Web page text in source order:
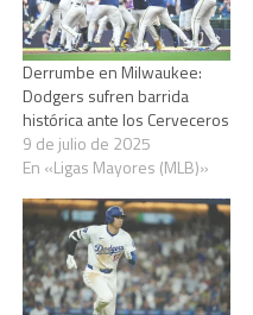
Derrumbe en Milwaukee:
Dodgers sufren barrida
histórica ante los Cerveceros
9 de julio de 2025
En «Ligas Mayores (MLB)»